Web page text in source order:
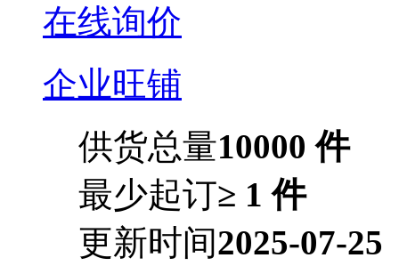
在线询价
企业旺铺
供货总量10000 件
最少起订≥ 1 件
更新时间2025-07-25